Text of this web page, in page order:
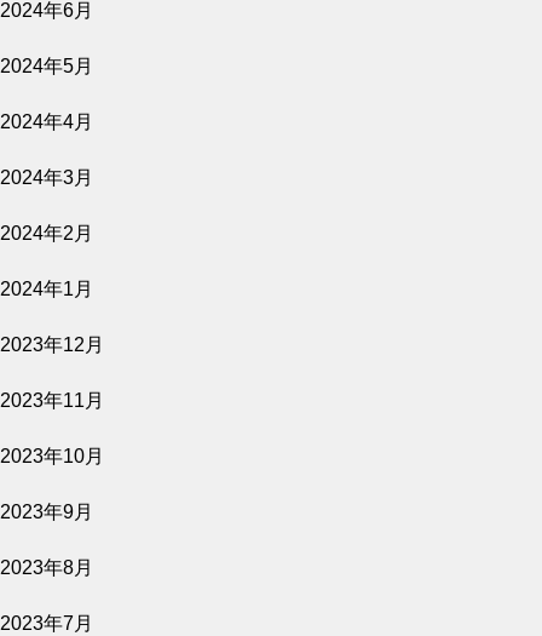
バナ穴 BANA＿ANA
2026年8月7日～9月22日
2024年6月
2024年5月
2024年4月
2024年3月
2024年2月
2024年1月
2023年12月
2023年11月
2023年10月
2023年9月
2023年8月
2023年7月